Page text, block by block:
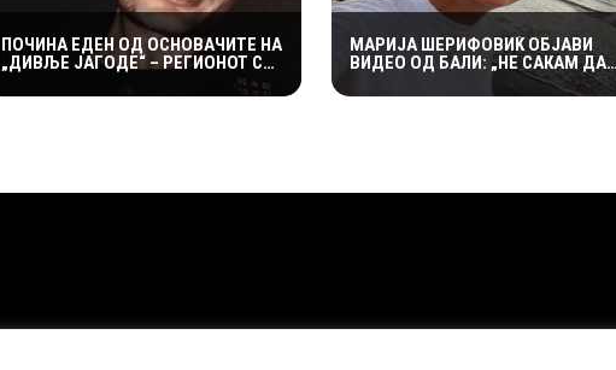
ПОЧИНА ЕДЕН ОД ОСНОВАЧИТЕ НА
„ДИВЉЕ ЈАГОДЕ“ – РЕГИОНОТ СЕ
МАРИЈА ШЕРИФОВИЌ ОБЈАВИ
ВИДЕО ОД БАЛИ: „НЕ САКАМ ДА
ОБЈАВУВАМ ПРИВАТНИ СНИМКИ,
НО ОВАА Е ПОСЕБЕНА“